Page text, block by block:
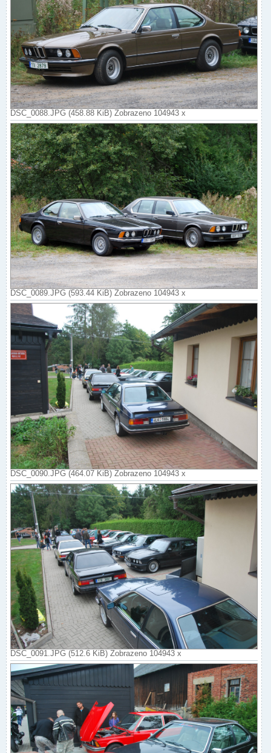
DSC_0088.JPG (458.88 KiB) Zobrazeno 104943 x
DSC_0089.JPG (593.44 KiB) Zobrazeno 104943 x
DSC_0090.JPG (464.07 KiB) Zobrazeno 104943 x
DSC_0091.JPG (512.6 KiB) Zobrazeno 104943 x